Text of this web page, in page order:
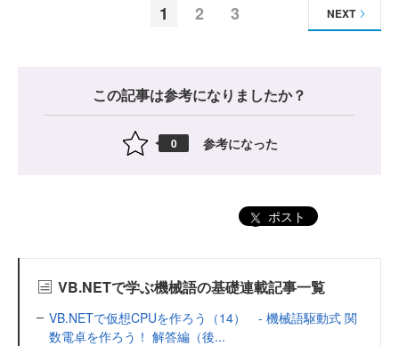
1 2 3 NEXT
この記事は参考になりましたか？
0 参考になった
ポスト
VB.NETで学ぶ機械語の基礎連載記事一覧
VB.NETで仮想CPUを作ろう（14） - 機械語駆動式 関
数電卓を作ろう！ 解答編（後...